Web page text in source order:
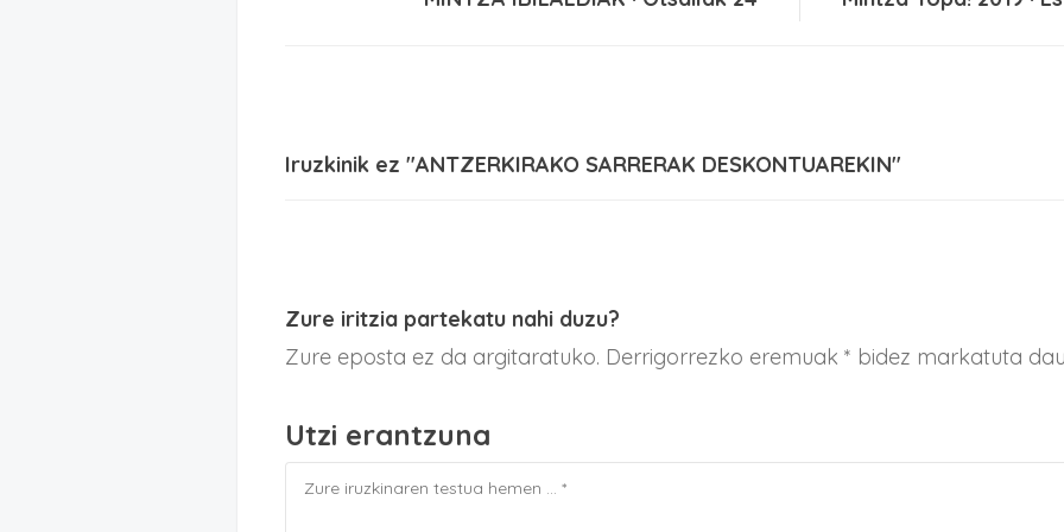
Iruzkinik ez "ANTZERKIRAKO SARRERAK DESKONTUAREKIN"
Zure iritzia partekatu nahi duzu?
Zure eposta ez da argitaratuko. Derrigorrezko eremuak * bidez markatuta
Utzi erantzuna